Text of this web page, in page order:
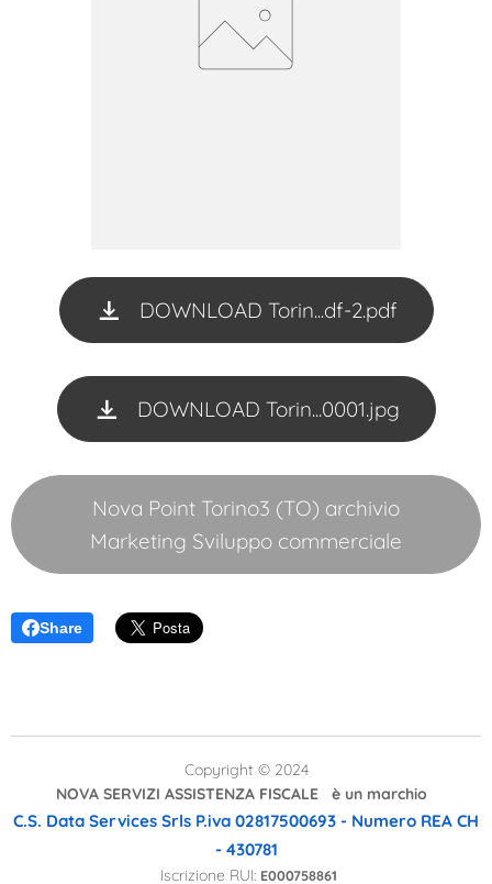
DOWNLOAD Torin...df-2.pdf
DOWNLOAD Torin...0001.jpg
Nova Point Torino3 (TO) archivio
Marketing Sviluppo commerciale
Share
Copyright © 2024
NOVA SERVIZI ASSISTENZA FISCALE è un marchio
C.S. Data Services Srls P.iva 02817500693 - Numero REA CH
- 430781
Iscrizione RUI: E000758861